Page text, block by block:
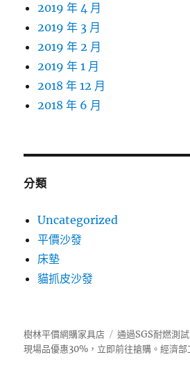
2019 年 4 月
2019 年 3 月
2019 年 2 月
2019 年 1 月
2018 年 12 月
2018 年 6 月
分類
Uncategorized
平價沙發
床墊
貓抓皮沙發
樹林平價網購家具店
通過SGS耐燃測
現場品優惠30%，立即前往搶購。經濟